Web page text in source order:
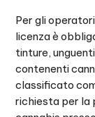
Per gli
licenza è
tinture,
contenenti
classificato
richiesta per la